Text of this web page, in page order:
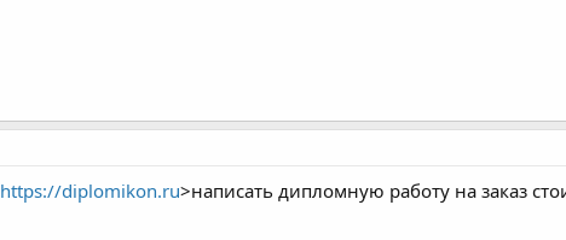
https://diplomikon.ru>написать дипломную работу на заказ